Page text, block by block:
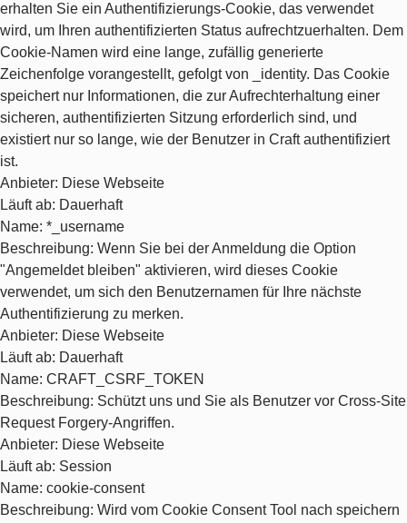
erhalten Sie ein Authentifizierungs-Cookie, das verwendet
wird, um Ihren authentifizierten Status aufrechtzuerhalten. Dem
Cookie-Namen wird eine lange, zufällig generierte
Zeichenfolge vorangestellt, gefolgt von _identity. Das Cookie
speichert nur Informationen, die zur Aufrechterhaltung einer
sicheren, authentifizierten Sitzung erforderlich sind, und
existiert nur so lange, wie der Benutzer in Craft authentifiziert
ist.
Anbieter: Diese Webseite
Läuft ab: Dauerhaft
Name: *_username
Beschreibung: Wenn Sie bei der Anmeldung die Option
"Angemeldet bleiben" aktivieren, wird dieses Cookie
verwendet, um sich den Benutzernamen für Ihre nächste
Authentifizierung zu merken.
Anbieter: Diese Webseite
Läuft ab: Dauerhaft
Name: CRAFT_CSRF_TOKEN
Beschreibung: Schützt uns und Sie als Benutzer vor Cross-Site
Request Forgery-Angriffen.
Anbieter: Diese Webseite
Läuft ab: Session
Name: cookie-consent
Beschreibung: Wird vom Cookie Consent Tool nach speichern